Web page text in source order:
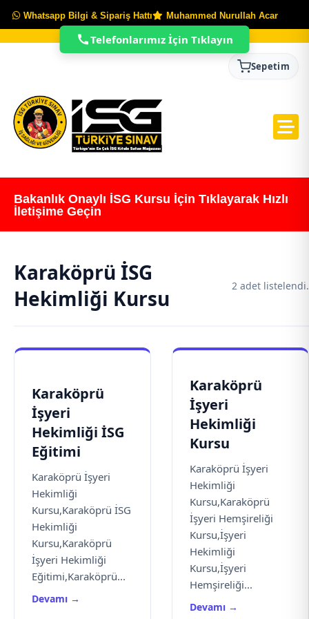
Whatsapp Bilgi & Sipariş Hattı Muhammed Nurullah Acar
Sepetim
Bakanlık Onaylı İSG Kursu İçin Tıklayarak Hızlı
İletişime Geçin
Karaköprü İSG
Hekimliği Kursu
2 adet listelendi.
Karaköprü
İşyeri
Hekimliği İSG
Eğitimi
Karaköprü İşyeri
Hekimliği
Kursu,Karaköprü İSG
Hekimliği
Kursu,Karaköprü
İşyeri Hekimliği
Eğitimi,Karaköprü...
Devamı →
Karaköprü
İşyeri
Hekimliği
Kursu
Karaköprü İşyeri
Hekimliği
Kursu,Karaköprü
İşyeri Hemşireliği
Kursu,İşyeri
Hekimliği
Kursu,İşyeri
Hemşireliği...
Devamı →
Telefonlarımız İçin Tıklayın